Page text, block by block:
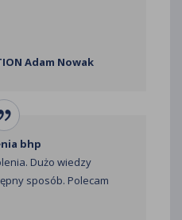
Adam Nowak
bhp
Dużo wiedzy
sposób. Polecam